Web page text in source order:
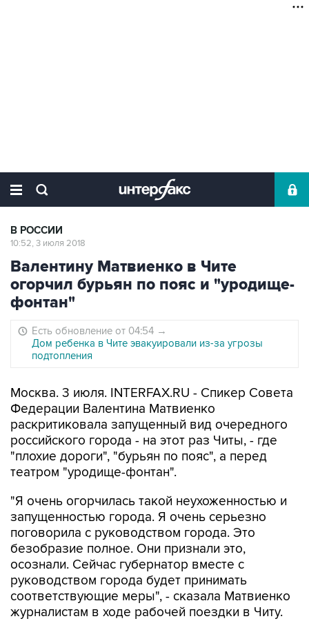
В РОССИИ
10:52, 3 июля 2018
Валентину Матвиенко в Чите
огорчил бурьян по пояс и "уродище-
фонтан"
Есть обновление от 04:54 →
Дом ребенка в Чите эвакуировали из-за угрозы
подтопления
Москва. 3 июля. INTERFAX.RU - Спикер Совета
Федерации Валентина Матвиенко
раскритиковала запущенный вид очередного
российского города - на этот раз Читы, - где
"плохие дороги", "бурьян по пояс", а перед
театром "уродище-фонтан".
"Я очень огорчилась такой неухоженностью и
запущенностью города. Я очень серьезно
поговорила с руководством города. Это
безобразие полное. Они признали это,
осознали. Сейчас губернатор вместе с
руководством города будет принимать
соответствующие меры", - сказала Матвиенко
журналистам в ходе рабочей поездки в Читу.